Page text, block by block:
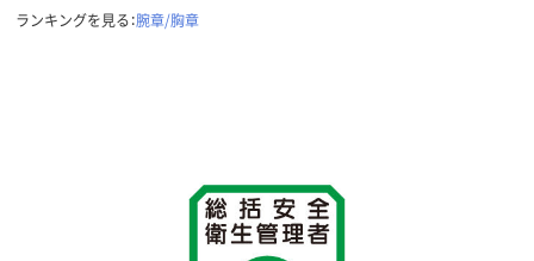
ランキングを見る：腕章/胸章